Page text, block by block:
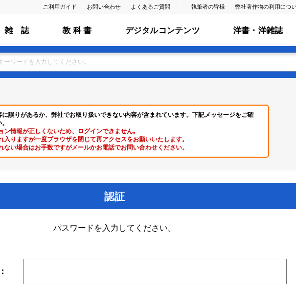
ご利用ガイド お問い合わせ よくあるご質問 執筆者の皆様 弊社著作物の利用につ
雑 誌 教 科 書 デジタルコンテンツ 洋書・洋雑誌
誤りがあるか、弊社でお取り扱いできない内容が含まれています。下記メッセージをご確
ン情報が正しくないため、ログインできません｡
入りますが一度ブラウザを閉じて再アクセスをお願いいたします。
ない場合はお手数ですがメールかお電話でお問い合わせください。
認証
パスワードを入力してください。